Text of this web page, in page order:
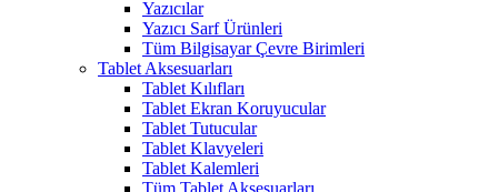
Yazıcılar
Yazıcı Sarf Ürünleri
Tüm Bilgisayar Çevre Birimleri
Tablet Aksesuarları
Tablet Kılıfları
Tablet Ekran Koruyucular
Tablet Tutucular
Tablet Klavyeleri
Tablet Kalemleri
Tüm Tablet Aksesuarları